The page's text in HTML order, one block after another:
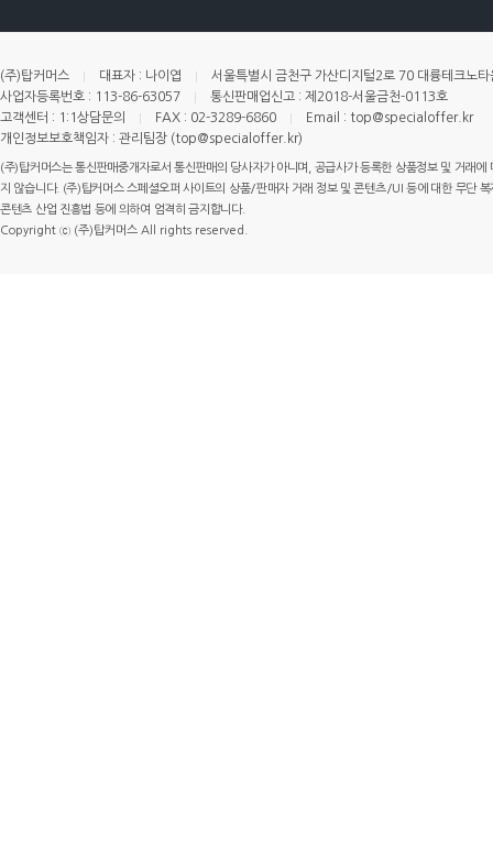
(주)탑커머스 대표자 : 나이엽
서울특별시 금천구 가산디지털2로 70 대륭테크노
사업자등록번호 : 113-86-63057
통신판매업신고 : 제2018-서울금천-0113호
고객센터 : 1:1상담문의
FAX : 02-3289-6860
Email : top@specialoffer.kr
개인정보보호책임자 : 관리팀장 (top@specialoffer.kr)
(주)탑커머스는 통신판매중개자로서 통신판매의 당사자가 아니며, 공급사가 등록한 상품정보 및 거래
지 않습니다. (주)탑커머스 스페셜오퍼 사이트의 상품/판매자 거래 정보 및 콘텐츠/UI 등에 대한 무단
콘텐츠 산업 진흥법 등에 의하여 엄격히 금지합니다.
Copyright ⓒ (주)탑커머스 All rights reserved.